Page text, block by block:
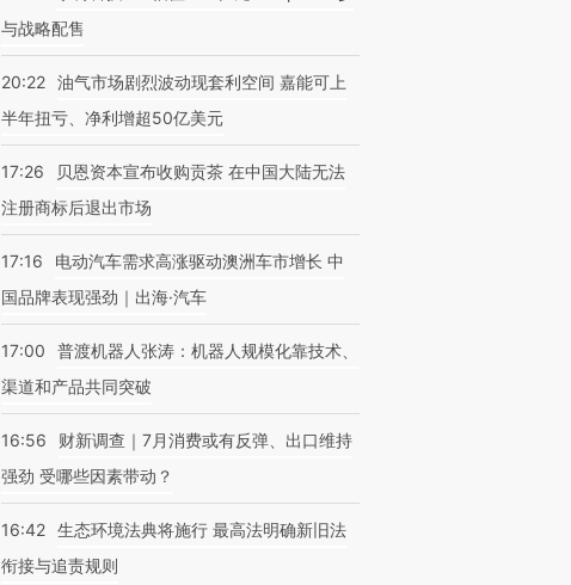
与战略配售
20:22 油气市场剧烈波动现套利空间 嘉能可上
半年扭亏、净利增超50亿美元
17:26
贝恩资本宣布收购贡茶 在中国大陆无法
注册商标后退出市场
17:16
电动汽车需求高涨驱动澳洲车市增长 中
国品牌表现强劲｜出海·汽车
17:00
普渡机器人张涛：机器人规模化靠技术、
渠道和产品共同突破
16:56
财新调查｜7月消费或有反弹、出口维持
强劲 受哪些因素带动？
16:42 生态环境法典将施行 最高法明确新旧法
衔接与追责规则